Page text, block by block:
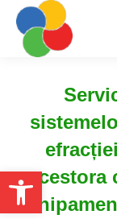
Open toolbar
acestora